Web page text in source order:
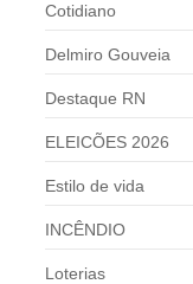
Cotidiano
Delmiro Gouveia
Destaque RN
ELEICÕES 2026
Estilo de vida
INCÊNDIO
Loterias